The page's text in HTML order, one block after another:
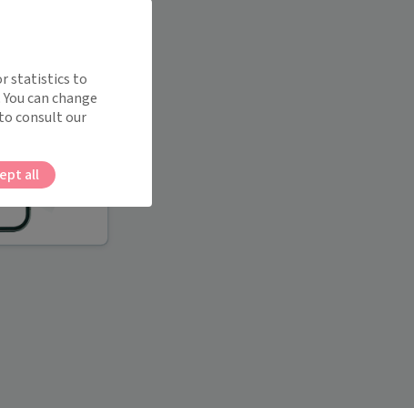
statistics to
can change
consult our
all